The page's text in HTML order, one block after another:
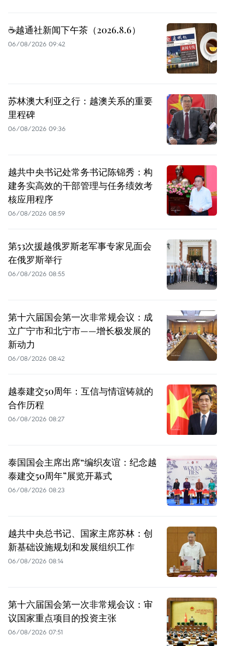
☕️越通社新闻下午茶（2026.8.6）
06/08/2026 09:42
苏林澳大利亚之行：越澳关系的重要
里程碑
06/08/2026 09:36
越共中央书记处常务书记陈锦秀：构
建务实高效的干部管理与任务绩效考
核应用程序
06/08/2026 08:59
第53次援越俄罗斯老军事专家见面会
在俄罗斯举行
06/08/2026 08:55
第十六届国会第一次非常规会议：成
立广宁市和北宁市——增长极发展的
新动力
06/08/2026 08:42
越泰建交50周年：互信与情谊铸就的
合作历程
06/08/2026 08:27
泰国国会主席出席“编织友谊：纪念越
泰建交50周年”展览开幕式
06/08/2026 08:23
越共中央总书记、国家主席苏林：创
新基础设施规划和发展组织工作
06/08/2026 08:14
第十六届国会第一次非常规会议：审
议国家重点项目的投资主张
06/08/2026 07:51